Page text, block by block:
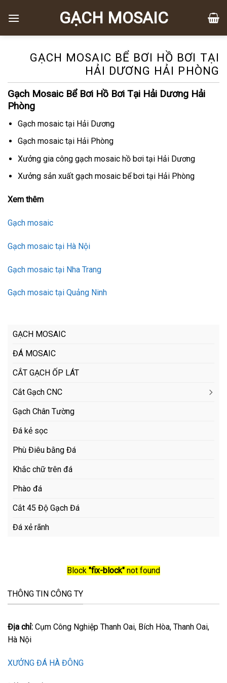
đến
GẠCH MOSAIC
GẠCH MOSAIC BỂ BƠI HỒ BƠI TẠI
HẢI DƯƠNG HẢI PHÒNG
Gạch Mosaic Bể Bơi Hồ Bơi Tại Hải Dương Hải
Phòng
Gạch mosaic tại Hải Dương
Gạch mosaic tại Hải Phòng
Xưởng gia công gạch mosaic hồ bơi tại Hải Dương
Xưởng sản xuất gạch mosaic bể bơi tại Hải Phòng
Xem thêm
Gạch mosaic
Gạch mosaic tại Hà Nội
Gạch mosaic tại Nha Trang
Gạch mosaic tại Quảng Ninh
GẠCH MOSAIC
ĐÁ MOSAIC
CẮT GẠCH ỐP LÁT
Cắt Gạch CNC
Gạch Chân Tường
Đá kẻ sọc
Phù Điêu bằng Đá
Khắc chữ trên đá
Phào đá
Cắt 45 Độ Gạch Đá
Đá xẻ rãnh
Block "fix-block" not found
THÔNG TIN CÔNG TY
Địa chỉ: Cụm Công Nghiệp Thanh Oai, Bích Hòa, Thanh Oai,
Hà Nội
XƯỞNG ĐÁ HÀ ĐÔNG